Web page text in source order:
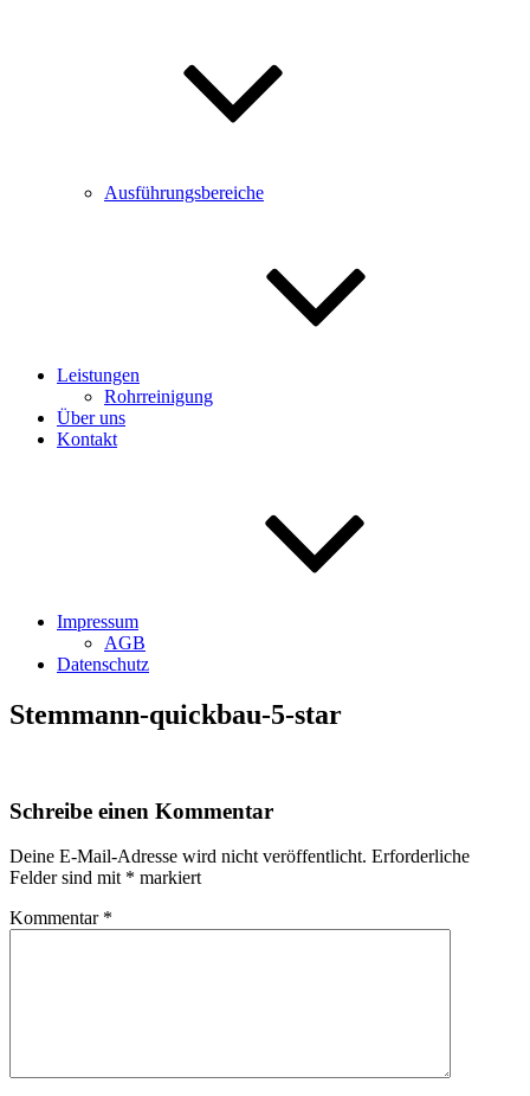
Ausführungsbereiche
Leistungen
Rohrreinigung
Über uns
Kontakt
Impressum
AGB
Datenschutz
Stemmann-quickbau-5-star
Schreibe einen Kommentar
Deine E-Mail-Adresse wird nicht veröffentlicht. Erforderliche
Felder sind mit * markiert
Kommentar *